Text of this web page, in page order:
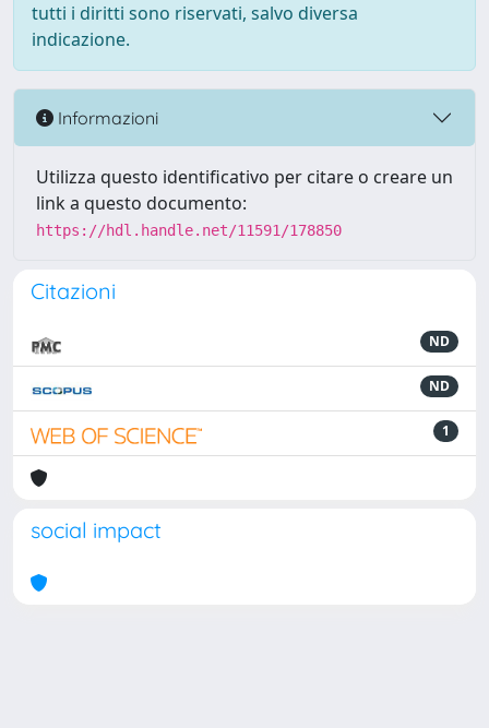
tutti i diritti sono riservati, salvo diversa
indicazione.
Informazioni
Utilizza questo identificativo per citare o creare un
link a questo documento:
https://hdl.handle.net/11591/178850
Citazioni
ND
ND
1
social impact